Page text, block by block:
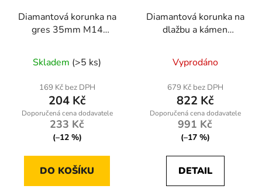
Diamantová korunka na
gres 35mm M14
Skladem (>5 ks)
169 Kč bez DPH
204 Kč
233 Kč
(–12 %)
DO KOŠÍKU
Diamantová korunka na
dlažbu a kámen
Vyprodáno
679 Kč bez DPH
822 Kč
991 Kč
(–17 %)
DETAIL